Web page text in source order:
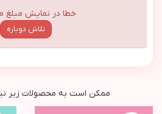
خطا در نمایش
تلاش دوباره
ممکن است به محصولات زیر